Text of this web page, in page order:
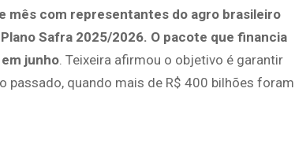
mês com representantes do agro brasileiro
Safra 2025/2026. O pacote que financia
junho. Teixeira afirmou o objetivo é garantir
passado, quando mais de R$ 400 bilhões foram